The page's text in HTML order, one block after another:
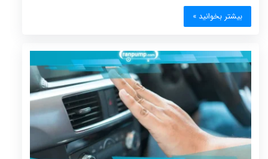
بیشتر بخوانید »